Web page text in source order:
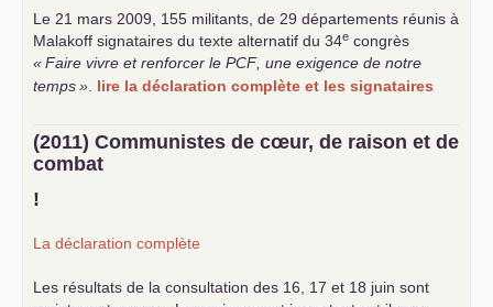
Le 21 mars 2009, 155 militants, de 29 départements réunis à
Malakoff signataires du texte alternatif du 34e congrès
«Faire vivre et renforcer le PCF , une exigence de notre
temps» lire la déclaration complète et les signataires
(2011) Communistes de cœur, de raison et de
combat
!
La déclaration complète
Les résultats de la consultation des 16, 17 et 18 juin sont